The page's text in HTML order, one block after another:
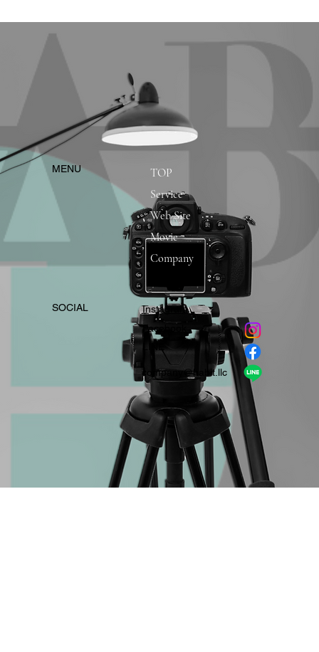
​MENU
TOP
Service
Web Site
Movie
Company
​SOCIAL
Instagram
​Facebook
company＠habit.llc